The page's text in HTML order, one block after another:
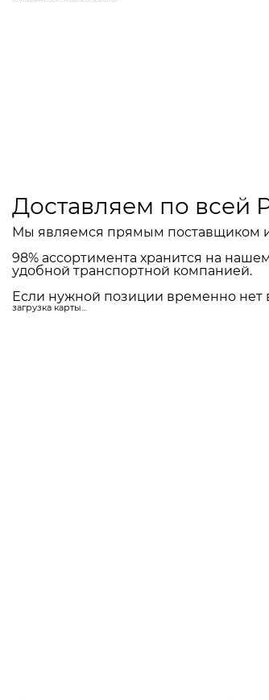
Доставляем по всей
Мы являемся прямым поставщиком
98% ассортимента хранится на
удобной транспортной компанией.
Если нужной позиции временно нет
загрузка карты...